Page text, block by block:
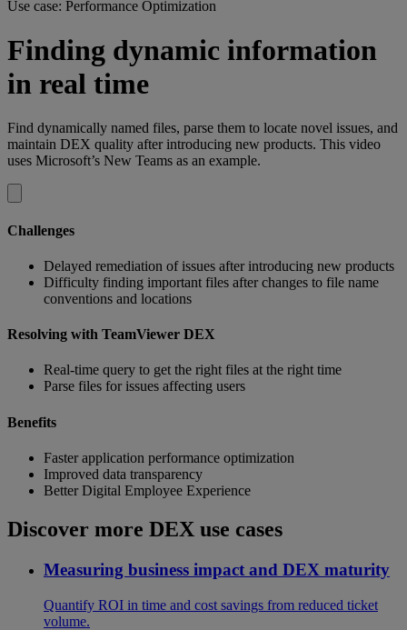
Use case: Performance Optimization
Finding dynamic information
in real time
Find dynamically named files, parse them to locate novel issues, and
maintain DEX quality after introducing new products. This video
uses Microsoft’s New Teams as an example.
Challenges
Delayed remediation of issues after introducing new products
Difficulty finding important files after changes to file name
conventions and locations
Resolving with TeamViewer DEX
Real-time query to get the right files at the right time
Parse files for issues affecting users
Benefits
Faster application performance optimization
Improved data transparency
Better Digital Employee Experience
Discover more DEX use cases
Measuring business impact and DEX maturity
Quantify ROI in time and cost savings from reduced ticket
volume.